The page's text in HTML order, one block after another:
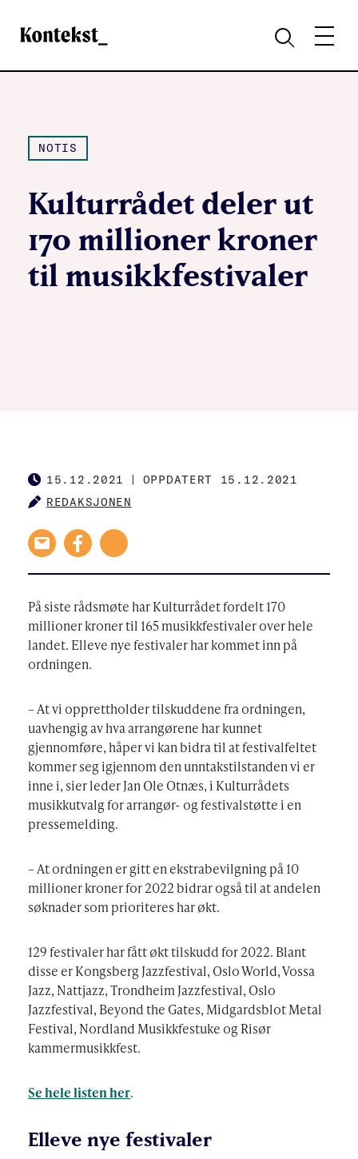
Kontekst
SØKMENY
NOTIS
Kulturrådet deler ut
170 millioner kroner
til musikkfestivaler
PUBLISHED
15.12.2021 OPPDATERT 15.12.2021
AUTHOR
REDAKSJONEN
På siste rådsmøte har Kulturrådet fordelt 170
millioner kroner til 165 musikkfestivaler over hele
landet. Elleve nye festivaler har kommet inn på
ordningen.
– At vi opprettholder tilskuddene fra ordningen,
uavhengig av hva arrangørene har kunnet
gjennomføre, håper vi kan bidra til at festivalfeltet
kommer seg igjennom den unntakstilstanden vi er
inne i, sier leder Jan Ole Otnæs, i Kulturrådets
musikkutvalg for arrangør- og festivalstøtte i en
pressemelding.
– At ordningen er gitt en ekstrabevilgning på 10
millioner kroner for 2022 bidrar også til at andelen
søknader som prioriteres har økt.
129 festivaler har fått økt tilskudd for 2022. Blant
disse er Kongsberg Jazzfestival, Oslo World, Vossa
Jazz, Nattjazz, Trondheim Jazzfestival, Oslo
Jazzfestival, Beyond the Gates, Midgardsblot Metal
Festival, Nordland Musikkfestuke og Risør
kammermusikkfest.
Se hele listen her.
Elleve nye festivaler